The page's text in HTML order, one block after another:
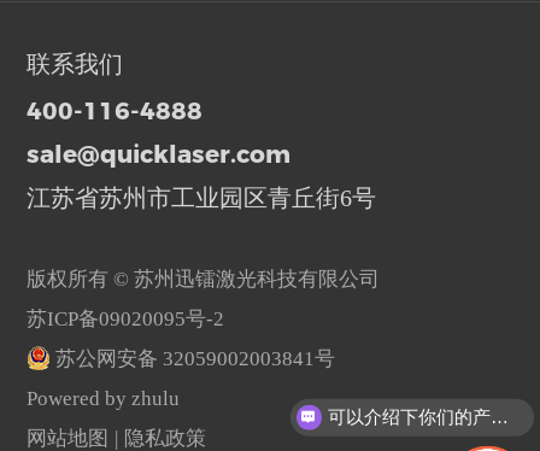
联系我们
400-116-4888
sale@quicklaser.com
江苏省苏州市工业园区青丘街6号
版权所有 © 苏州迅镭激光科技有限公司
苏ICP备09020095号-2
苏公网安备 32059002003841号
Powered by zhulu
网站地图 | 隐私政策
可以介绍下你们的产品么？